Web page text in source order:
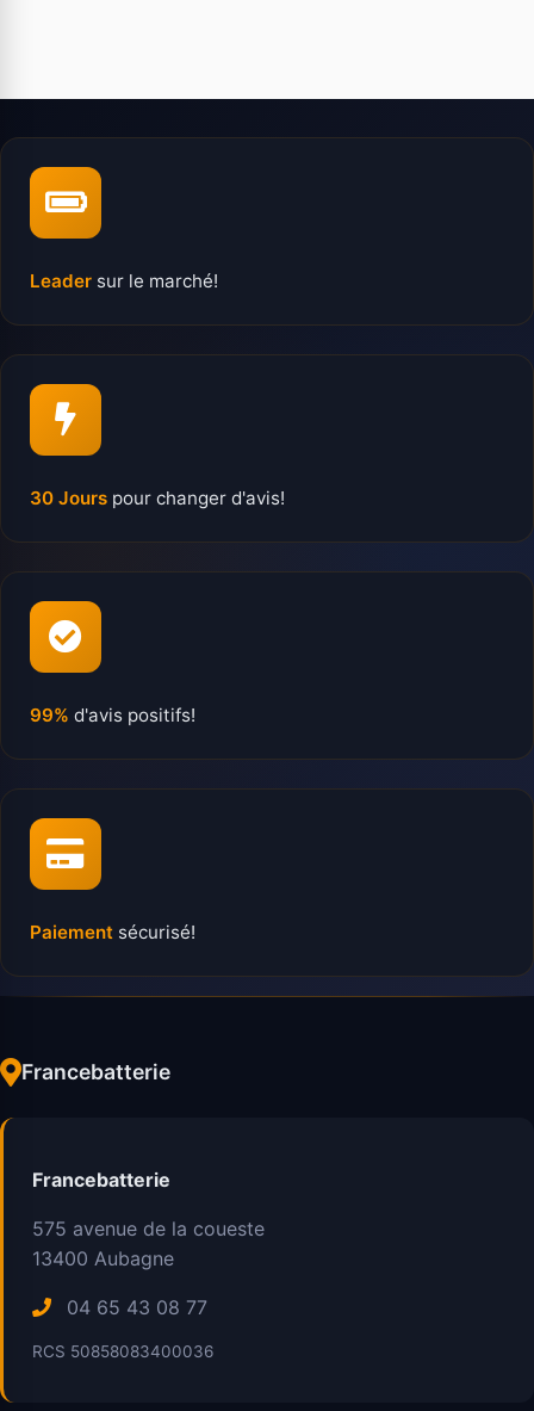
Leader sur le marché!
30 Jours pour changer d'avis!
99% d'avis positifs!
Paiement sécurisé!
Francebatterie
Francebatterie
575 avenue de la coueste
13400 Aubagne
04 65 43 08 77
RCS 50858083400036